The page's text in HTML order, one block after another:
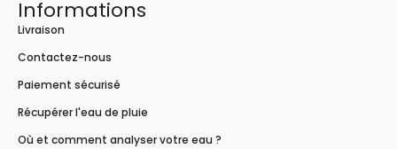
Informations
Livraison
Contactez-nous
Paiement sécurisé
Récupérer l'eau de pluie
Où et comment analyser votre eau ?